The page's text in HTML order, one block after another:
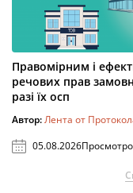
Правомірним і
речових прав
разі їх осп
Автор:Лента от
05.08.2026